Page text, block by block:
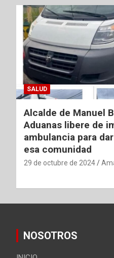
SALUD
Alcalde de Manuel
Aduanas libere de
ambulancia para
esa comunidad
29 de octubre de 2024
NOSOTROS